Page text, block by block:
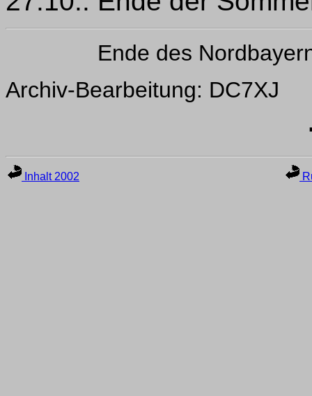
Ende des
Archiv-Bearbeitung: DC7XJ
Inhalt 2002